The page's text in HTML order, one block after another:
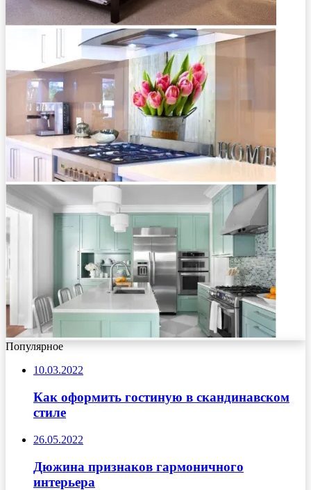
Популярное
10.03.2022
Как оформить гостиную в скандинавском
стиле
26.05.2022
Дюжина признаков гармоничного
интерьера